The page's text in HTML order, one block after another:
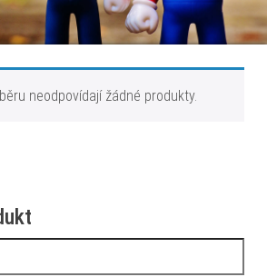
neodpovídají žádné produkty.